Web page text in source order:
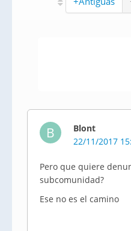
B
Blont
22/11/2017
Pero que quiere
subcomunidad?
Ese no es el camino